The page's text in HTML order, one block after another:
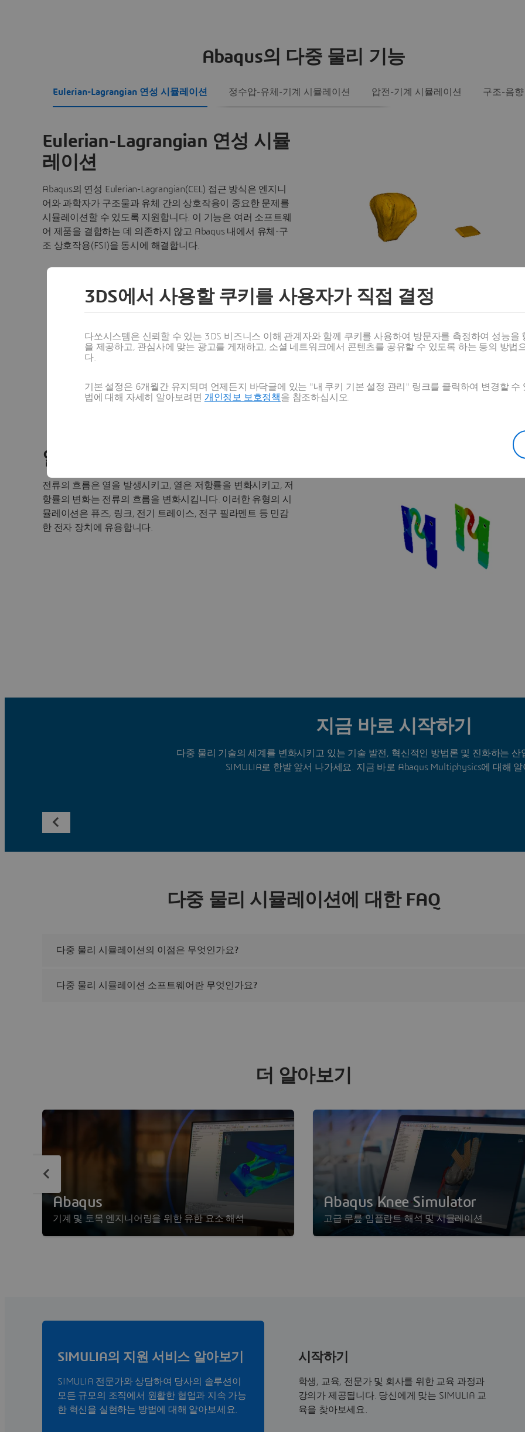
Abaqus의 다중 물리 기능
Eulerian-Lagrangian 연성 시뮬레이션 정수압-유체-기계 시뮬레이션 압전-기계 시뮬레이션 구조-음향
Eulerian-Lagrangian 연성 시뮬
레이션
Abaqus의 연성 Eulerian-Lagrangian(CEL) 접근 방식은 엔지니
어와 과학자가 구조물과 유체 간의 상호작용이 중요한 문제를
시뮬레이션할 수 있도록 지원합니다. 이 기능은 여러 소프트웨
어 제품을 결합하는 데 의존하지 않고 Abaqus 내에서 유체-구
조 상호작용(FSI)을 동시에 해결합니다.
열-전기 시뮬레이션
전류의 흐름은 열을 발생시키고, 열은 저항률을 변화시키고, 저
항률의 변화는 전류의 흐름을 변화시킵니다. 이러한 유형의 시
뮬레이션은 퓨즈, 링크, 전기 트레이스, 전구 필라멘트 등 민감
한 전자 장치에 유용합니다.
지금 바로 시작하기
다중 물리 기술의 세계를 변화시키고 있는 기술 발전, 혁신적인 방법론 및 진화하는 산
SIMULIA로 한발 앞서 나가세요. 지금 바로 Abaqus Multiphysics에 대해 알
다중 물리 시뮬레이션에 대한 FAQ
다중 물리 시뮬레이션의 이점은 무엇인가요?
다중 물리 시뮬레이션 소프트웨어란 무엇인가요?
더 알아보기
Abaqus
기계 및 토목 엔지니어링을 위한 유한 요소 해석
Abaqus Knee Simulator
고급 무릎 임플란트 해석 및 시뮬레이션
SIMULIA의 지원 서비스 알아보기
SIMULIA 전문가와 상담하여 당사의 솔루션이
모든 규모의 조직에서 원활한 협업과 지속 가능
한 혁신을 실현하는 방법에 대해 알아보세요.
시작하기
학생, 교육, 전문가 및 회사를 위한 교육 과정과
강의가 제공됩니다. 당신에게 맞는 SIMULIA 교
육을 찾아보세요.
3DS에서 사용할 쿠키를 사용자가 직접 결정
다쏘시스템은 신뢰할 수 있는 3DS 비즈니스 이해 관계자와 함께 쿠키를 사용하여 방문자를 측정하여 성능
을 제공하고, 관심사에 맞는 광고를 게재하고, 소셜 네트워크에서 콘텐츠를 공유할 수 있도록 하는 등의 방법
다.
기본 설정은 6개월간 유지되며 언제든지 바닥글에 있는 "내 쿠키 기본 설정 관리" 링크를 클릭하여 변경할
법에 대해 자세히 알아보려면 개인정보 보호정책을 참조하십시오.